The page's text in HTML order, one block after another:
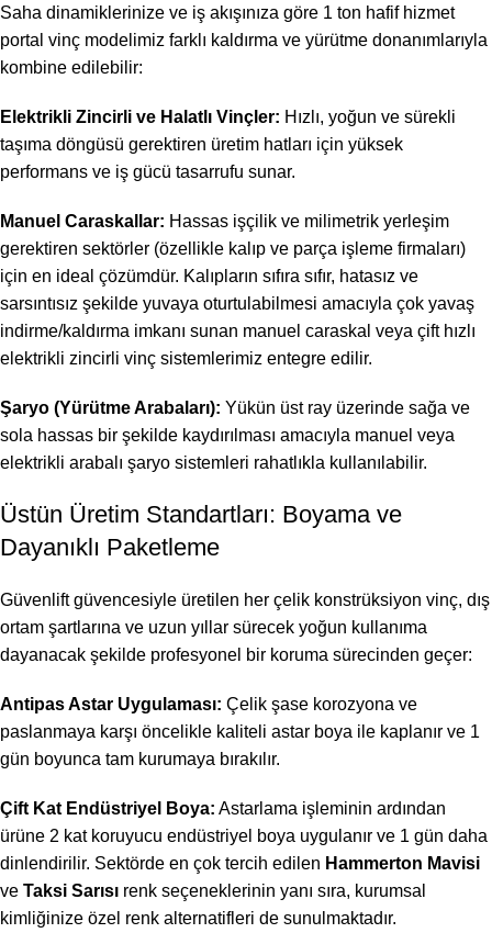
Saha dinamiklerinize ve iş akışınıza göre 1 ton hafif hizmet
portal vinç modelimiz farklı kaldırma ve yürütme donanımlarıyla
kombine edilebilir:
Elektrikli Zincirli ve Halatlı Vinçler: Hızlı, yoğun ve sürekli
taşıma döngüsü gerektiren üretim hatları için yüksek
performans ve iş gücü tasarrufu sunar.
Manuel Caraskallar: Hassas işçilik ve milimetrik yerleşim
gerektiren sektörler (özellikle kalıp ve parça işleme firmaları)
için en ideal çözümdür. Kalıpların sıfıra sıfır, hatasız ve
sarsıntısız şekilde yuvaya oturtulabilmesi amacıyla çok yavaş
indirme/kaldırma imkanı sunan manuel caraskal veya çift hızlı
elektrikli zincirli vinç sistemlerimiz entegre edilir.
Şaryo (Yürütme Arabaları): Yükün üst ray üzerinde sağa ve
sola hassas bir şekilde kaydırılması amacıyla manuel veya
elektrikli arabalı şaryo sistemleri rahatlıkla kullanılabilir.
Üstün Üretim Standartları: Boyama ve
Dayanıklı Paketleme
Güvenlift güvencesiyle üretilen her çelik konstrüksiyon vinç, dış
ortam şartlarına ve uzun yıllar sürecek yoğun kullanıma
dayanacak şekilde profesyonel bir koruma sürecinden geçer:
Antipas Astar Uygulaması: Çelik şase korozyona ve
paslanmaya karşı öncelikle kaliteli astar boya ile kaplanır ve 1
gün boyunca tam kurumaya bırakılır.
Çift Kat Endüstriyel Boya: Astarlama işleminin ardından
ürüne 2 kat koruyucu endüstriyel boya uygulanır ve 1 gün daha
dinlendirilir. Sektörde en çok tercih edilen Hammerton Mavisi
ve Taksi Sarısı renk seçeneklerinin yanı sıra, kurumsal
kimliğinize özel renk alternatifleri de sunulmaktadır.